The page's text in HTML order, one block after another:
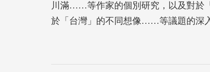
川滿……等作家的個別研究，以及對於
於「台灣」的不同想像……等議題的深